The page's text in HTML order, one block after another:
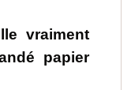
vraiment
papier